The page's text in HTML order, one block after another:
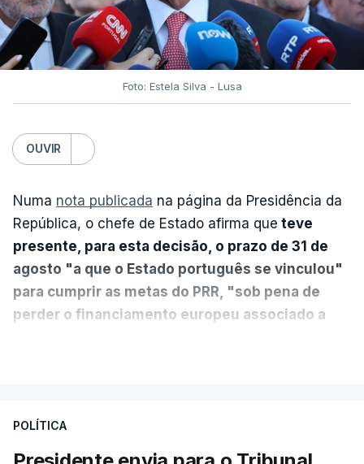
Foto: Estela Silva - Lusa
OUVIR
Numa nota publicada na página da Presidência da
República, o chefe de Estado afirma que teve
presente, para esta decisão, o prazo de 31 de
agosto "a que o Estado português se vinculou"
para cumprir as metas do PRR, "sob pena de
perder o financiamento europeu associado a
sistema mais simples, mais justo e transparente".
POLÍTICA